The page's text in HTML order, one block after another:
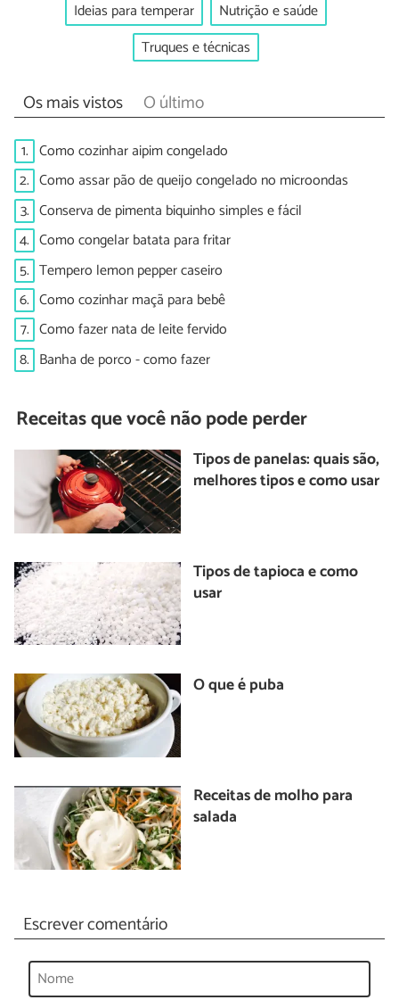
Ideias para temperar
Nutrição e saúde
Truques e técnicas
Os mais vistos O último
1. Como cozinhar aipim congelado
2. Como assar pão de queijo congelado no microondas
3. Conserva de pimenta biquinho simples e fácil
4. Como congelar batata para fritar
5. Tempero lemon pepper caseiro
6. Como cozinhar maçã para bebê
7. Como fazer nata de leite fervido
8. Banha de porco - como fazer
Receitas que você não pode perder
Tipos de panelas: quais são,
melhores tipos e como usar
Tipos de tapioca e como
usar
O que é puba
Receitas de molho para
salada
Escrever comentário